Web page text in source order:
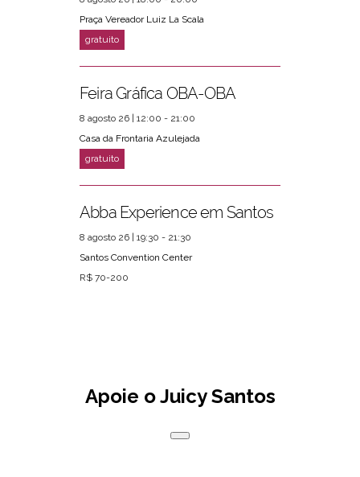
Praça Vereador Luiz La Scala
Feira Gráfica OBA-OBA
8 agosto 26 | 12:00 - 21:00
Casa da Frontaria Azulejada
Abba Experience em Santos
8 agosto 26 | 19:30 - 21:30
Santos Convention Center
R$ 70-200
Apoie o Juicy Santos